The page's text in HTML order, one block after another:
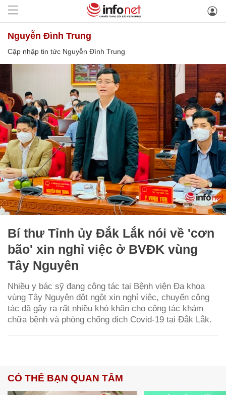
Nguyễn Đình Trung
Cập nhập tin tức Nguyễn Đình Trung
Bí thư Tỉnh ủy Đắk Lắk nói về 'cơn
bão' xin nghỉ việc ở BVĐK vùng
Tây Nguyên
Nhiều y bác sỹ đang công tác tại Bệnh viện Đa khoa
vùng Tây Nguyên đột ngột xin nghỉ việc, chuyển công
tác đã gây ra rất nhiều khó khăn cho công tác khám
chữa bệnh và phòng chống dịch Covid-19 tại Đắk Lắk.
CÓ THỂ BẠN QUAN TÂM